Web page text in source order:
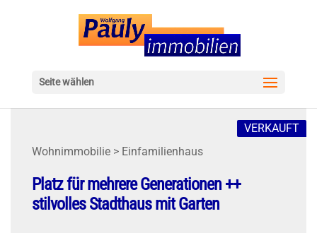
Seite wählen
Wohnimmobilie > Einfamilienhaus
VERKAUFT
Platz für mehrere Generationen ++
stilvolles Stadthaus mit Garten